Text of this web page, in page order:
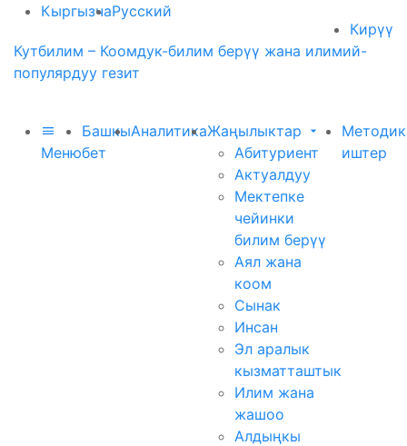
КыргызчаРусский
Кирүү
Кутбилим – Коомдук-билим берүү жана илимий-
популярдуу гезит
Меню
Башкы
бет
АналитикаЖаңылыктар
Абитуриент
Актуалдуу
Мектепке
чейинки
билим берүү
Аял жана
коом
Сынак
Инсан
Эл аралык
кызматташтык
Илим жана
жашоо
Алдыңкы
иштер